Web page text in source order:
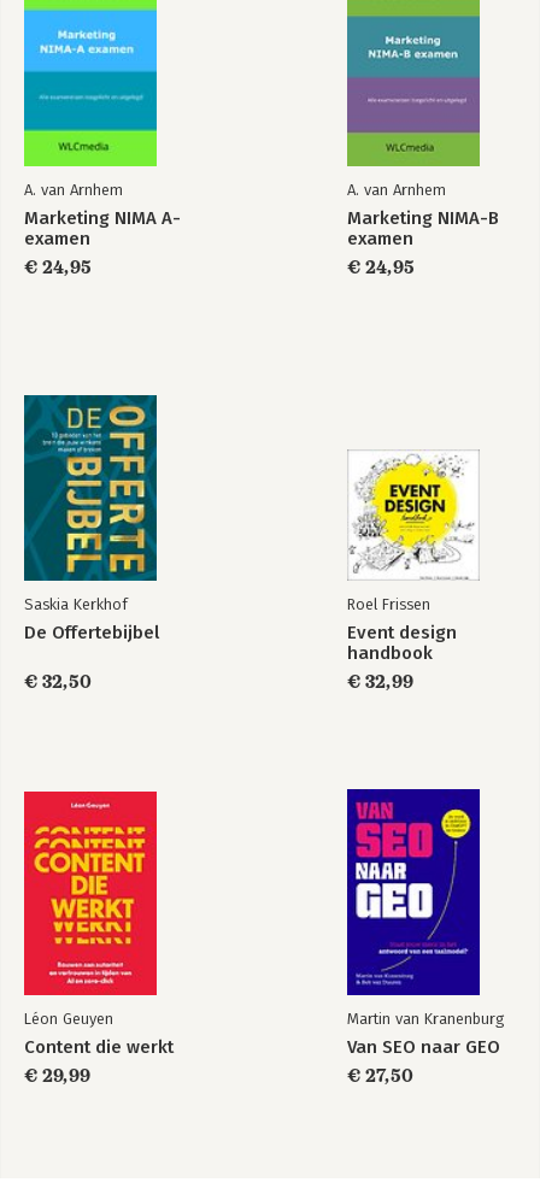
A. van Arnhem
Marketing NIMA A-
examen
€ 24,95
A. van Arnhem
Marketing NIMA-B
examen
€ 24,95
Saskia Kerkhof
De Offertebijbel
€ 32,50
Roel Frissen
Event design
handbook
€ 32,99
Léon Geuyen
Content die werkt
€ 29,99
Martin van Kranenburg
Van SEO naar GEO
€ 27,50